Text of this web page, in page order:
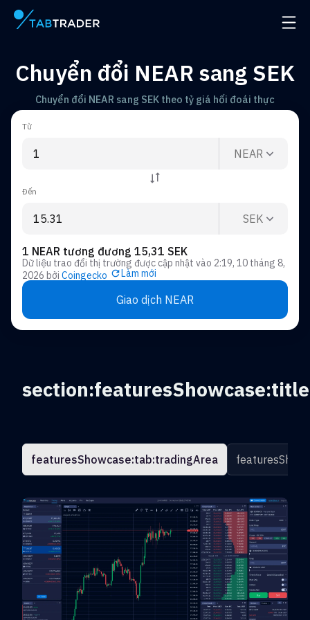
Trang chính Mở
Chuyển đổi NEAR sang SEK
Chuyển đổi NEAR sang SEK theo tỷ giá hối đoái thực
Từ
NEAR
Đến
SEK
1 NEAR tương đương 15,31 SEK
Dữ liệu trao đổi thị trường được cập nhật vào 2:19, 10 tháng 8,
2026 bởi Coingecko Làm mới
Giao dịch NEAR
section:featuresShowcase:title
featuresShowcase:tab:tradingArea